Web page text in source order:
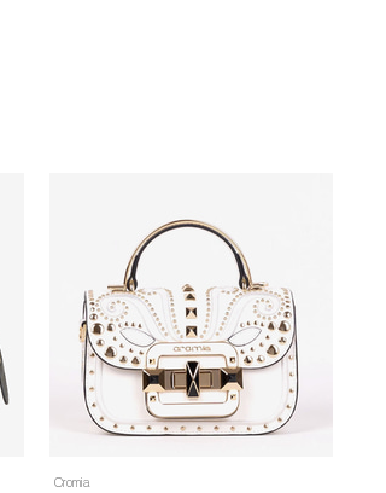
Cromia